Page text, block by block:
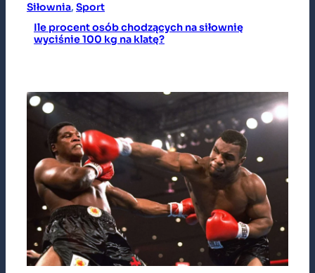
Siłownia, Sport
Ile procent osób chodzących na siłownię
wyciśnie 100 kg na klatę?